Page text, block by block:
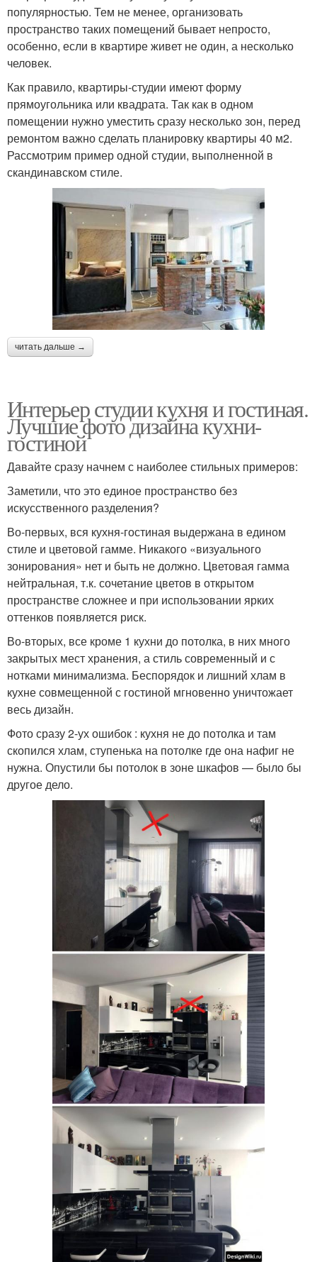
популярностью. Тем не менее, организовать
пространство таких помещений бывает непросто,
особенно, если в квартире живет не один, а несколько
человек.
Как правило, квартиры-студии имеют форму
прямоугольника или квадрата. Так как в одном
помещении нужно уместить сразу несколько зон, перед
ремонтом важно сделать планировку квартиры 40 м2.
Рассмотрим пример одной студии, выполненной в
скандинавском стиле.
читать дальше →
Интерьер студии кухня и гостиная.
Лучшие фото дизайна кухни-
гостиной
Давайте сразу начнем с наиболее стильных примеров:
Заметили, что это единое пространство без
искусственного разделения?
Во-первых, вся кухня-гостиная выдержана в едином
стиле и цветовой гамме. Никакого «визуального
зонирования» нет и быть не должно. Цветовая гамма
нейтральная, т.к. сочетание цветов в открытом
пространстве сложнее и при использовании ярких
оттенков появляется риск.
Во-вторых, все кроме 1 кухни до потолка, в них много
закрытых мест хранения, а стиль современный и с
нотками минимализма. Беспорядок и лишний хлам в
кухне совмещенной с гостиной мгновенно уничтожает
весь дизайн.
Фото сразу 2-ух ошибок : кухня не до потолка и там
скопился хлам, ступенька на потолке где она нафиг не
нужна. Опустили бы потолок в зоне шкафов — было бы
другое дело.